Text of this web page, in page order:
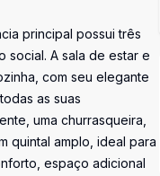
principal possui três
social. A sala de estar e
com seu elegante
as suas
uma churrasqueira,
quintal amplo, ideal para
espaço adicional